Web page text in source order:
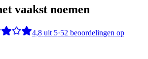
vaakst noemen
4,8 uit5·52 beoordelingen op